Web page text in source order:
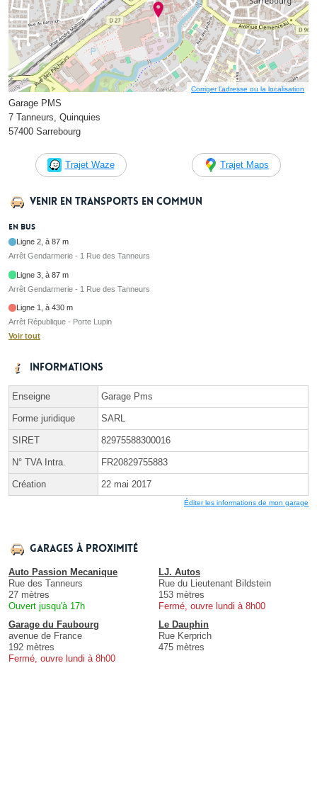
Corriger l’adresse ou la localisation
Garage PMS
7 Tanneurs, Quinquies
57400 Sarrebourg
Trajet Waze Trajet Maps
Venir en transports en commun
En bus
Ligne 2, à 87 m
Arrêt Gendarmerie - 1 Rue des Tanneurs
Ligne 3, à 87 m
Arrêt Gendarmerie - 1 Rue des Tanneurs
Ligne 1, à 430 m
Arrêt République - Porte Lupin
Voir tout
Informations
Enseigne Garage Pms
Forme juridique SARL
SIRET 82975588300016
N° TVA Intra. FR20829755883
Création 22 mai 2017
Éditer les informations de mon garage
Garages à proximité
Auto Passion Mecanique
Rue des Tanneurs
27 mètres
Ouvert jusqu'à 17h
LJ. Autos
Rue du Lieutenant Bildstein
153 mètres
Fermé, ouvre lundi à 8h00
Garage du Faubourg
avenue de France
192 mètres
Fermé, ouvre lundi à 8h00
Le Dauphin
Rue Kerprich
475 mètres